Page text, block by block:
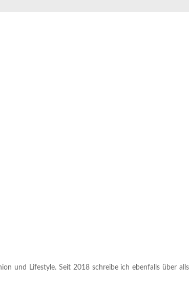
und Lifestyle. Seit 2018 schreibe ich ebenfalls über alls